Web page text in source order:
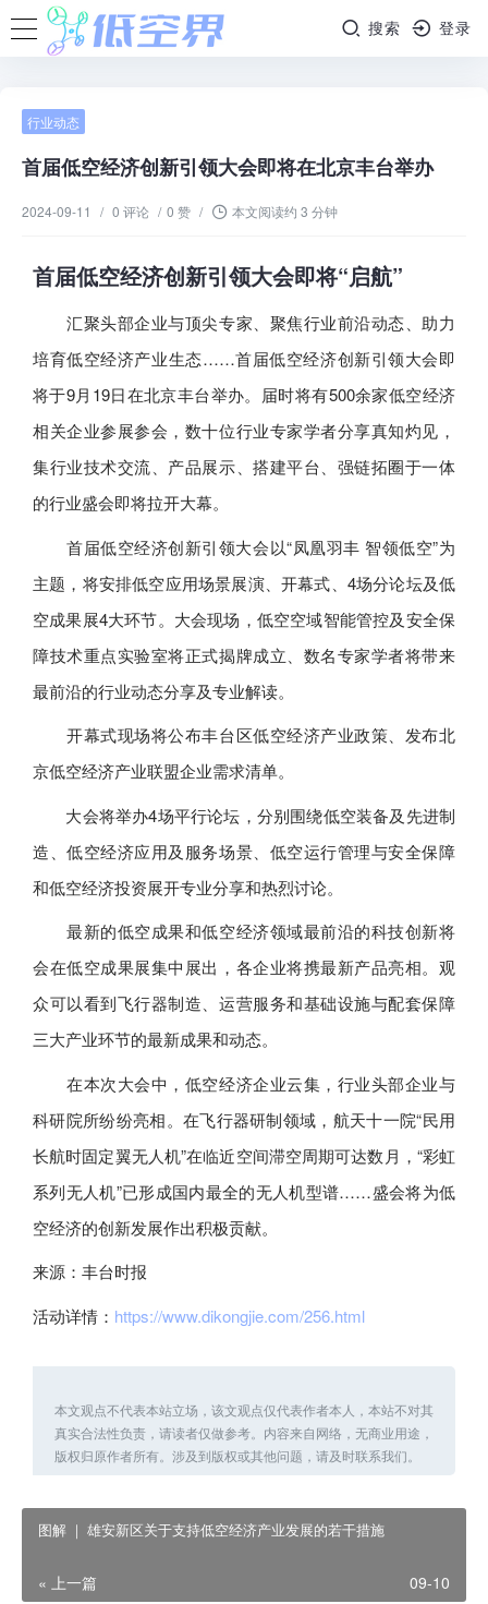
搜索 登录
行业动态
首届低空经济创新引领大会即将在北京丰台举办
2024-09-11 / 0 评论 / 0 赞 / 本文阅读约 3 分钟
首届低空经济创新引领大会即将“启航”
汇聚头部企业与顶尖专家、聚焦行业前沿动态、助力
培育低空经济产业生态……首届低空经济创新引领大会即
将于9月19日在北京丰台举办。届时将有500余家低空经济
相关企业参展参会，数十位行业专家学者分享真知灼见，
集行业技术交流、产品展示、搭建平台、强链拓圈于一体
的行业盛会即将拉开大幕。
首届低空经济创新引领大会以“凤凰羽丰 智领低空”为
主题，将安排低空应用场景展演、开幕式、4场分论坛及低
空成果展4大环节。大会现场，低空空域智能管控及安全保
障技术重点实验室将正式揭牌成立、数名专家学者将带来
最前沿的行业动态分享及专业解读。
开幕式现场将公布丰台区低空经济产业政策、发布北
京低空经济产业联盟企业需求清单。
大会将举办4场平行论坛，分别围绕低空装备及先进制
造、低空经济应用及服务场景、低空运行管理与安全保障
和低空经济投资展开专业分享和热烈讨论。
最新的低空成果和低空经济领域最前沿的科技创新将
会在低空成果展集中展出，各企业将携最新产品亮相。观
众可以看到飞行器制造、运营服务和基础设施与配套保障
三大产业环节的最新成果和动态。
在本次大会中，低空经济企业云集，行业头部企业与
科研院所纷纷亮相。在飞行器研制领域，航天十一院“民用
长航时固定翼无人机”在临近空间滞空周期可达数月，“彩虹
系列无人机”已形成国内最全的无人机型谱……盛会将为低
空经济的创新发展作出积极贡献。
来源：丰台时报
活动详情： https://www.dikongjie.com/256.html
本文观点不代表本站立场，该文观点仅代表作者本人，本站不对其
真实合法性负责，请读者仅做参考。内容来自网络，无商业用途，
版权归原作者所有。涉及到版权或其他问题，请及时联系我们。
图解 ｜ 雄安新区关于支持低空经济产业发展的若干措施
« 上一篇 09-10